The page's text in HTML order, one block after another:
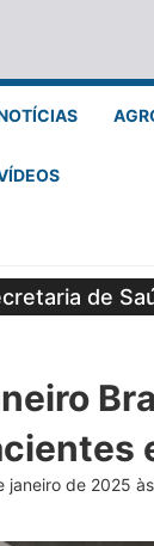
de
janeiro de 2025